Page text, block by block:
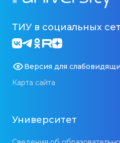
ТИУ в социальных
Версия для
Карта сайта
Университет